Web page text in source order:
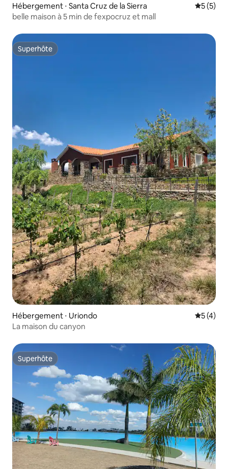
Hébergement ⋅ Santa Cruz de la Sierra
5 (5)
belle maison à 5 min de fexpocruz et mall
Superhôte
Superhôte
Hébergement ⋅ Uriondo
5 (4)
La maison du canyon
Superhôte
Superhôte